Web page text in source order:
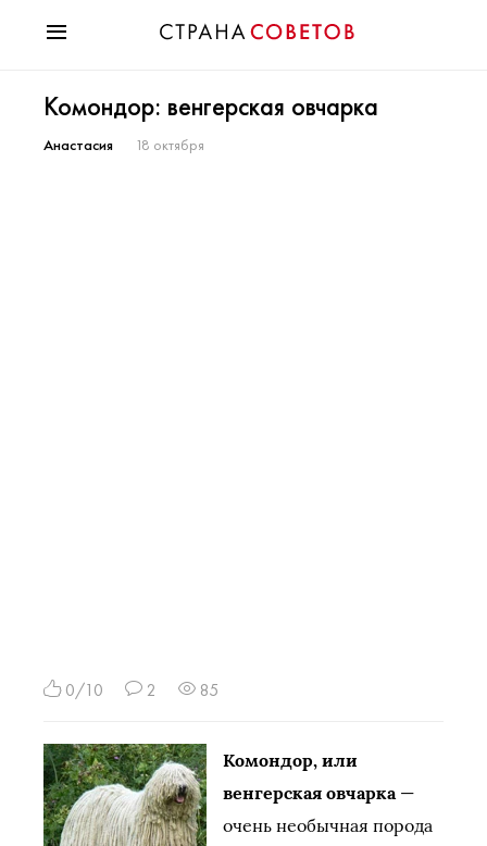
Мода
Звезды
Комондор: венгерская овчарка
Анастасия 18 октября
0/10 2 85
Комондор, или
венгерская овчарка—
очень необычная порода